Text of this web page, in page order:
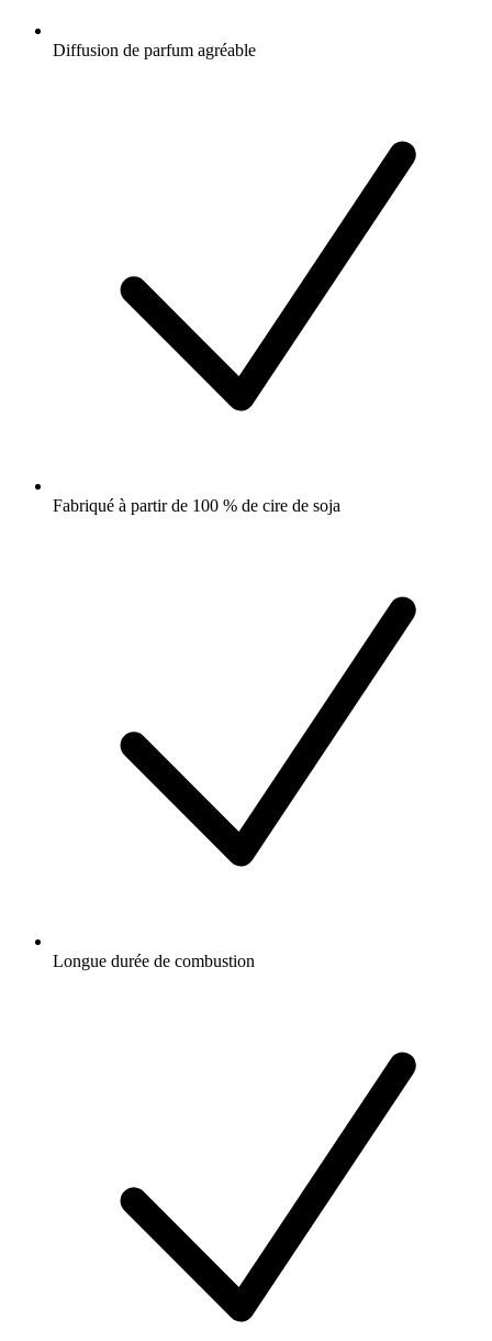
Diffusion de parfum agréable
Fabriqué à partir de 100 % de cire de soja
Longue durée de combustion